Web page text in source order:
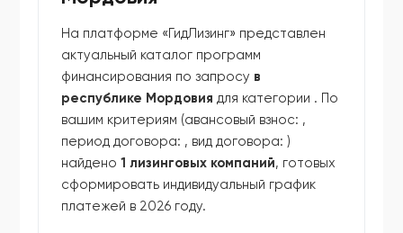
На платформе «ГидЛизинг» представлен
актуальный каталог программ
финансирования по запросу в
республике Мордовия для категории . По
вашим критериям (авансовый взнос: ,
период договора: , вид договора:)
найдено1 лизинговых компаний, готовых
сформировать индивидуальный график
платежей в 2026 году.